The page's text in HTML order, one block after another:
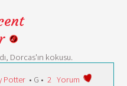
Dorcas'ın kokusu.
Potter • G • 2 Yorum